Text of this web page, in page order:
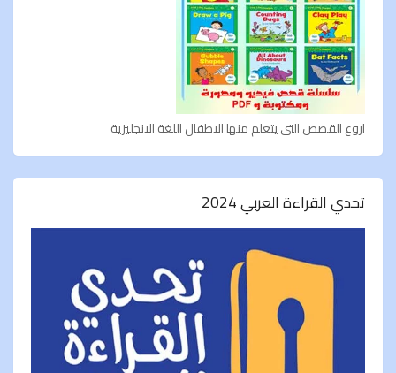
اروع القصص التى يتعلم منها الاطفال اللغة الانجليزية
تحدي القراءة العربي 2024